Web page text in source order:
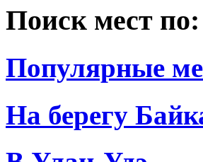
Поиск мест по:
Популярные
На берегу